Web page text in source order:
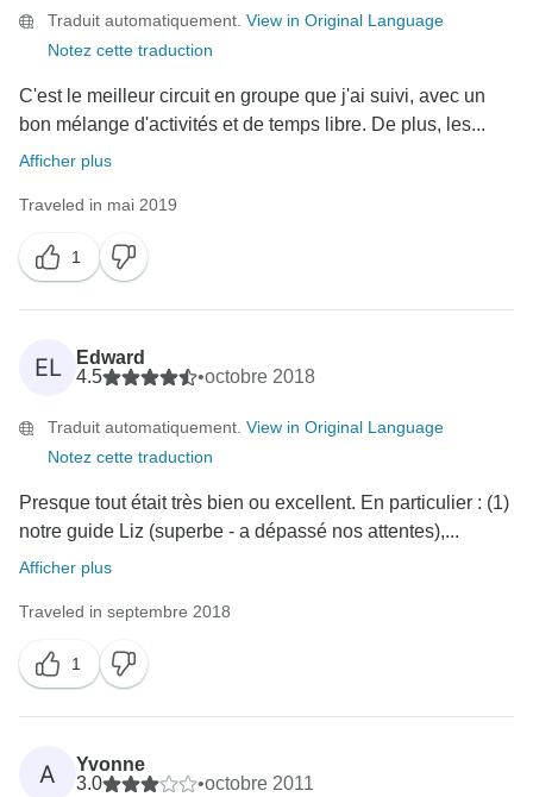
Traduit automatiquement. View in Original Language
Notez cette traduction
C'est le meilleur circuit en groupe que j'ai suivi, avec un
bon mélange d'activités et de temps libre. De plus, les...
Afficher plus
Traveled in mai 2019
1
EL
Edward
4.5
•octobre 2018
Traduit automatiquement. View in Original Language
Notez cette traduction
Presque tout était très bien ou excellent. En particulier : (1)
notre guide Liz (superbe - a dépassé nos attentes),...
Afficher plus
Traveled in septembre 2018
1
A
Yvonne
3.0
•octobre 2011